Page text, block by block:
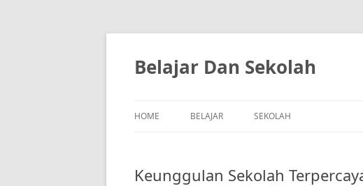
Skip
content
Belajar Dan Sekolah
HOME BELAJAR SEKOLAH
Keunggulan Sekolah